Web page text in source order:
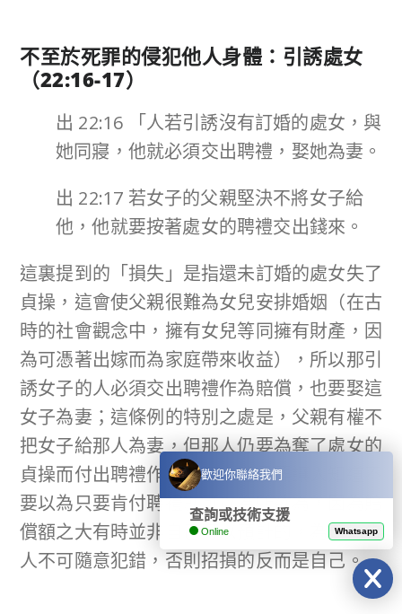
不至於死罪的侵犯他人身體：引誘處女
（22:16-17）
出 22:16 「人若引誘沒有訂婚的處女，與
她同寢，他就必須交出聘禮，娶她為妻。
出 22:17 若女子的父親堅決不將女子給
他，他就要按著處女的聘禮交出錢來。
這裏提到的「損失」是指還未訂婚的處女失了
貞操，這會使父親很難為女兒安排婚姻（在古
時的社會觀念中，擁有女兒等同擁有財產，因
為可憑著出嫁而為家庭帶來收益），所以那引
誘女子的人必須交出聘禮作為賠償，也要娶這
女子為妻；這條例的特別之處是，父親有權不
把女子給那人為妻，但那人仍要為奪了處女的
貞操而付出聘禮作為代價。這是要讓人知道不
要以為只要肯付聘禮就可以為所欲為，因為賠
償額之大有時並非自己可以預計的，為要勸告
人不可隨意犯錯，否則招損的反而是自己。
歡迎你聯絡我們
查詢或技術支援
Online Whatsapp